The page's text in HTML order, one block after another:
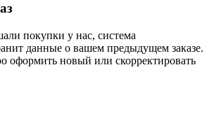
покупки у нас, система
данные о вашем предыдущем заказе.
оформить новый или скорректировать